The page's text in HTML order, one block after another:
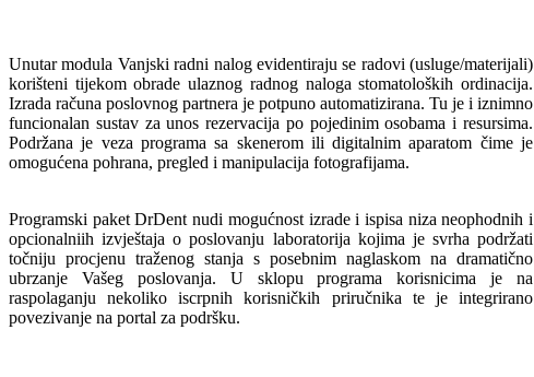
Unutar modula Vanjski radni nalog evidentiraju se radovi (usluge/materijali)
korišteni tijekom obrade ulaznog radnog naloga stomatoloških ordinacija.
Izrada računa poslovnog partnera je potpuno automatizirana. Tu je i iznimno
funcionalan sustav za unos rezervacija po pojedinim osobama i resursima.
Podržana je veza programa sa skenerom ili digitalnim aparatom čime je
omogućena pohrana, pregled i manipulacija fotografijama.
Programski paket DrDent nudi mogućnost izrade i ispisa niza neophodnih i
opcionalniih izvještaja o poslovanju laboratorija kojima je svrha podržati
točniju procjenu traženog stanja s posebnim naglaskom na dramatično
ubrzanje Vašeg poslovanja. U sklopu programa korisnicima je na
raspolaganju nekoliko iscrpnih korisničkih priručnika te je integrirano
povezivanje na portal za podršku.